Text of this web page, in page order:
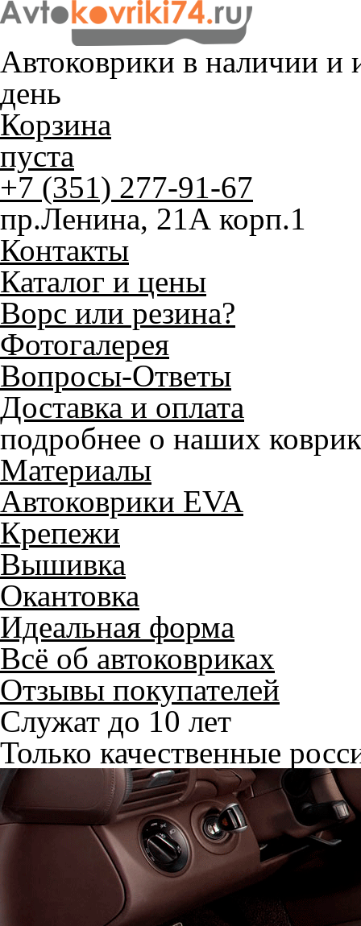
Автоковрики в наличии и
день
Корзина
пуста
+7 (351) 277-91-67
пр.Ленина, 21А корп.1
Контакты
Каталог и цены
Ворс или резина?
Фотогалерея
Вопросы-Ответы
Доставка и оплата
подробнее о наших
Материалы
Автоковрики EVA
Крепежи
Вышивка
Окантовка
Идеальная форма
Всё об автоковриках
Отзывы покупателей
Служат до 10 лет
Только качественные